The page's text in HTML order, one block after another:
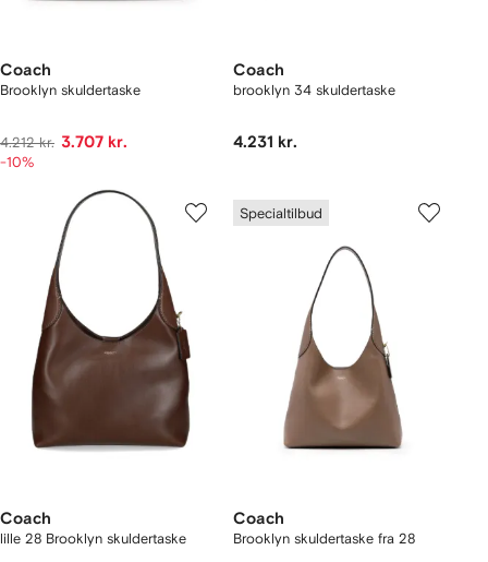
Coach
Brooklyn skuldertaske
4.212 kr. 3.707 kr.
-10%
Coach
brooklyn 34 skuldertaske
4.231 kr.
Coach
lille 28 Brooklyn skuldertaske
Specialtilbud
Coach
Brooklyn skuldertaske fra 28